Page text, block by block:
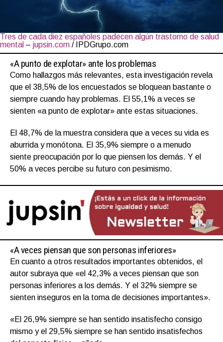
Tres de cada diez españoles padecen algún trastorno de salud
mental – jupsin.com / IPDGrupo.com
«A punto de explotar» ante los problemas
Como hallazgos más relevantes, esta investigación revela
que el 38,5% de los encuestados se bloquean bastante o
siempre cuando hay problemas. El 55,1% a veces se
sienten «a punto de explotar» ante estas situaciones.
El 48,7% de la muestra considera que a veces su vida es
aburrida y monótona. El 35,9% siempre o a menudo
siente preocupación por lo que piensen los demás. Y el
50% a veces percibe su futuro con pesimismo.
«A veces piensan que son personas inferiores»
En cuanto a otros resultados importantes obtenidos, el
autor subraya que «el 42,3% a veces piensan que son
personas inferiores a los demás. Y el 32% siempre se
sienten inseguros en la toma de decisiones importantes».
«El 26,9% siempre se han sentido insatisfecho consigo
mismo y el 29,5% siempre se han sentido insatisfechos